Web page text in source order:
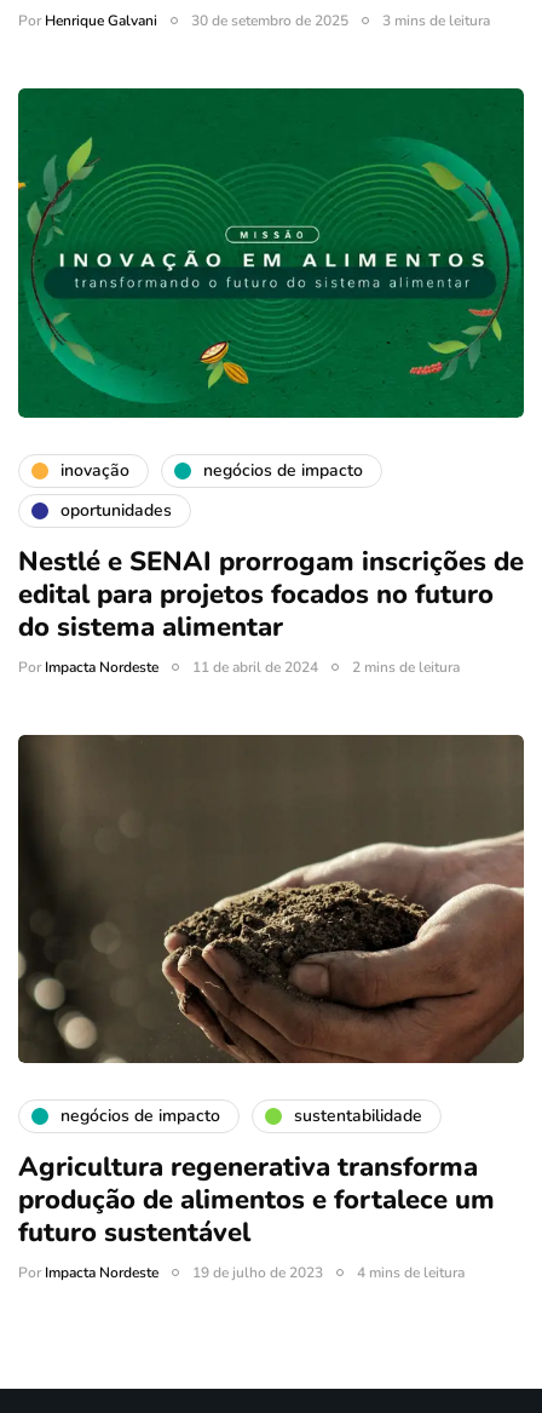
PorHenrique Galvani 30 de setembro de 2025 3 mins de leitura
inovação
negócios de impacto
oportunidades
Nestlé e SENAI prorrogam inscrições de
edital para projetos focados no futuro
do sistema alimentar
PorImpacta Nordeste 11 de abril de 2024 2 mins de leitura
negócios de impacto sustentabilidade
Agricultura regenerativa transforma
produção de alimentos e fortalece um
futuro sustentável
PorImpacta Nordeste 19 de julho de 2023 4 mins de leitura